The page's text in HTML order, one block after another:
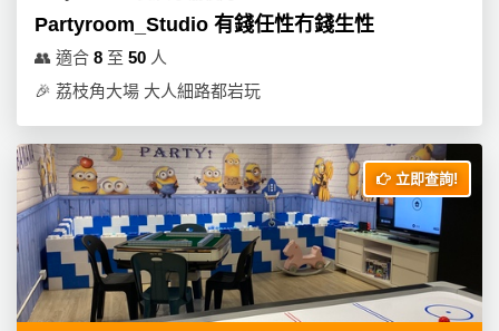
Partyroom_Studio 有錢任性冇錢生性
👥 適合 8 至 50 人
🎉 荔枝角大場 大人細路都岩玩
立即查詢!